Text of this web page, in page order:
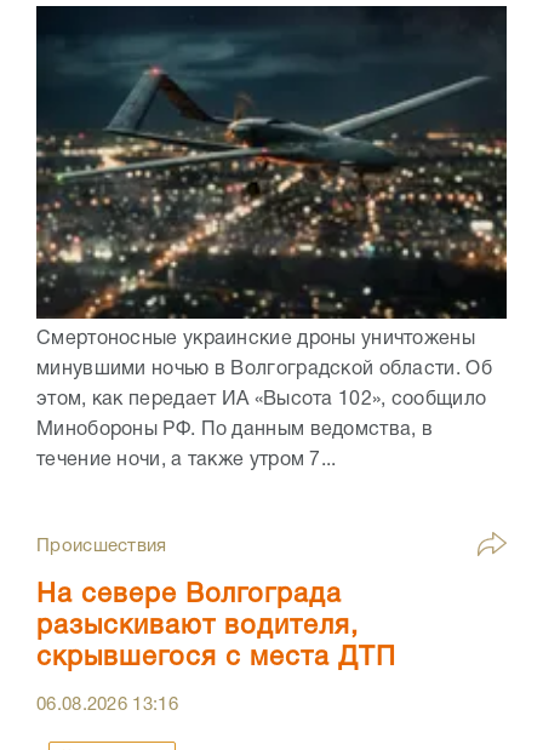
Смертоносные украинские дроны уничтожены
минувшими ночью в Волгоградской области. Об
этом, как передает ИА «Высота 102», сообщило
Минобороны РФ. По данным ведомства, в
течение ночи, а также утром 7...
Происшествия
На севере Волгограда
разыскивают водителя,
скрывшегося с места ДТП
06.08.2026 13:16